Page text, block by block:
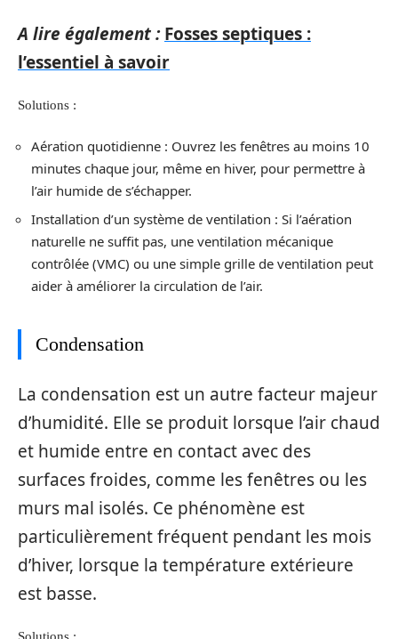
A lire également : Fosses septiques :
l’essentiel à savoir
Solutions :
Aération quotidienne : Ouvrez les fenêtres au moins 10
minutes chaque jour, même en hiver, pour permettre à
l’air humide de s’échapper.
Installation d’un système de ventilation : Si l’aération
naturelle ne suffit pas, une ventilation mécanique
contrôlée (VMC) ou une simple grille de ventilation peut
aider à améliorer la circulation de l’air.
Condensation
La condensation est un autre facteur majeur
d’humidité. Elle se produit lorsque l’air chaud
et humide entre en contact avec des
surfaces froides, comme les fenêtres ou les
murs mal isolés. Ce phénomène est
particulièrement fréquent pendant les mois
d’hiver, lorsque la température extérieure
est basse.